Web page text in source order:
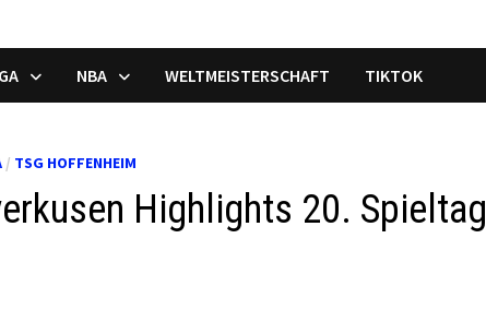
NBA WELTMEISTERSCHAFT TIKTOK
/ TSG HOFFENHEIM
Highlights 20. Spieltag